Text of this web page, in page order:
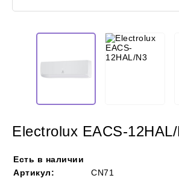
Electrolux EACS-
Есть в наличии
Артикул:
CN71